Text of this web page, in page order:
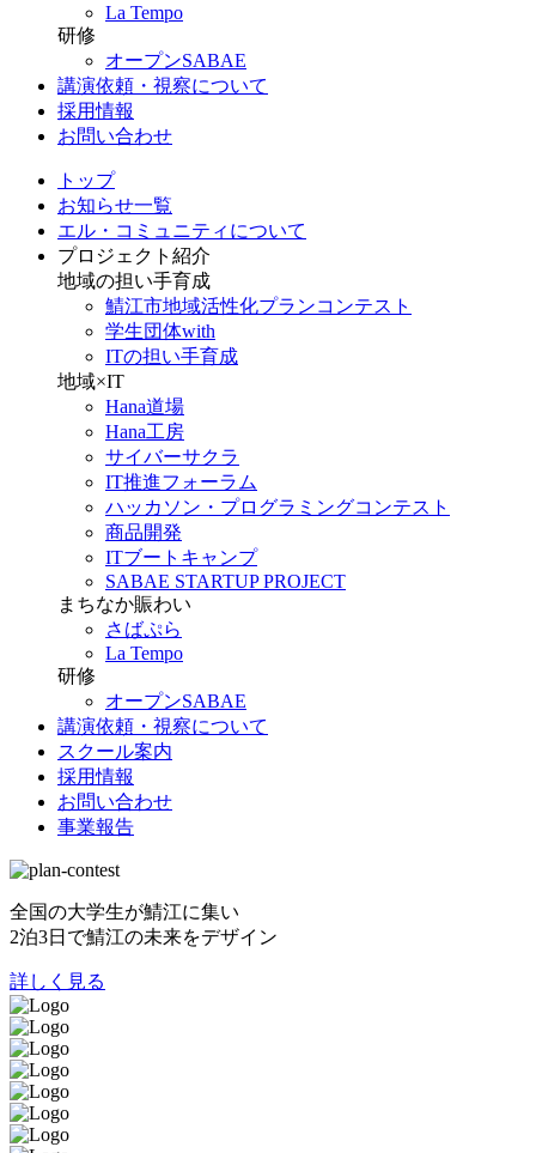
La Tempo
研修
オープンSABAE
講演依頼・視察について
採用情報
お問い合わせ
トップ
お知らせ一覧
エル・コミュニティについて
プロジェクト紹介
地域の担い手育成
鯖江市地域活性化プランコンテスト
学生団体with
ITの担い手育成
地域×IT
Hana道場
Hana工房
サイバーサクラ
IT推進フォーラム
ハッカソン・プログラミングコンテスト
商品開発
ITブートキャンプ
SABAE STARTUP PROJECT
まちなか賑わい
さばぷら
La Tempo
研修
オープンSABAE
講演依頼・視察について
スクール案内
採用情報
お問い合わせ
事業報告
全国の大学生が鯖江に集い
2泊3日で鯖江の未来をデザイン
詳しく見る